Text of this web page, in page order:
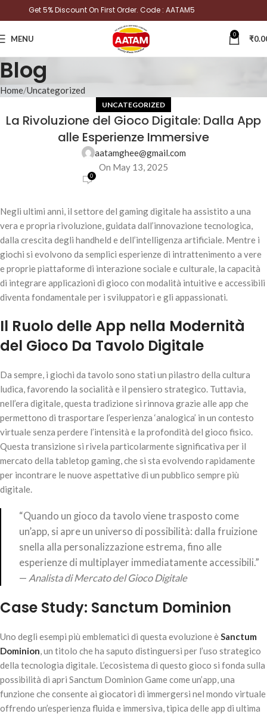
Get 5% Discount On First Order. Code : AATAM5
MENU 0 ₹
Blog
Home Uncategorized
UNCATEGORIZED
La Rivoluzione del Gioco Digitale: Dalla App
alle Esperienze Immersive
aatamghee@gmail.com
On May 13, 2025
0
Negli ultimi anni, il settore del gaming digitale ha assistito a una
vera e propria rivoluzione, guidata dall’innovazione tecnologica,
dalla crescita degli handheld e dell’intelligenza artificiale. Mentre i
giochi si evolvono da semplici esperienze di intrattenimento a vere
e proprie piattaforme di interazione sociale e culturale, la capacità
di integrare applicazioni di gioco con modalità intuitive e accessibili
diventa fondamentale per i sviluppatori e gli appassionati.
Il Ruolo delle App nella Modernità
del Gioco Da Tavolo Digitale
Da sempre, i giochi da tavolo sono stati un pilastro della cultura
ludica, favorendo la socialità e il pensiero strategico. Tuttavia,
nell’era digitale, questa tradizione si rinnova grazie alle app che
permettono di trasportare l’esperienza ‘analogica’ in un contesto
virtuale senza perdere l’intensità e la profondità del gioco fisico.
Questa transizione si rivela particolarmente significativa per il
mercato della tabletop gaming, che si sta evolvendo rapidamente
per incontrare le nuove aspettative di un pubblico sempre più
digitale.
“Quando un gioco da tavolo viene trasposto come
un’app, si apre un universo di possibilità: dalla fruizione
snella alla personalizzazione estrema, fino alle
esperienze di multiplayer immediatamente accessibili.”
— Analista di Mercato del Gioco Digitale
Case Study: Sanctum Dominion
Uno degli esempi più emblematici di questa evoluzione èSanctum
Dominion, un titolo che ha saputo distinguersi per l’uso strategico
della tecnologia digitale. L’ecosistema di questo gioco si fonda sulla
possibilità di apri Sanctum Dominion Game come un’app, una
funzione che consente ai giocatori di immergersi nel mondo virtuale
offrendo un’esperienza fluida e immersiva, tipica delle app di ultima